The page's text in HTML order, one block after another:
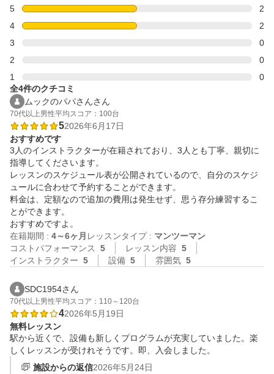
5
2
4
2
3
0
2
0
1
0
全4件のクチコミ
ムックのパパさんさん
70代以上男性平均スコア：100台
52026年6月17日
おすすめです
3人のインストラクターが在籍されており、3人とも丁寧、親切に
指導してくださいます。
レッスンのスケジュール表が公開されているので、自分のスケジ
ュールに合わせて予約することができます。
料金は、定額なので追加の費用は発生せず、思う存分練習するこ
とができます。
おすすめですよ。
在籍期間 : 4～6ヶ月 レッスンタイプ : マンツーマン
コストパフォーマンス
5 レッスン内容 5
インストラクター 5 設備 5 雰囲気 5
SDC1954さん
70代以上男性平均スコア：110～120台
42026年5月19日
無料レッスン
駅から近くで、設備も新しくプログラムが充実していました。楽
しくレッスンが受けれそうです。即、入会しました。
施設からの返信2026年5月24日